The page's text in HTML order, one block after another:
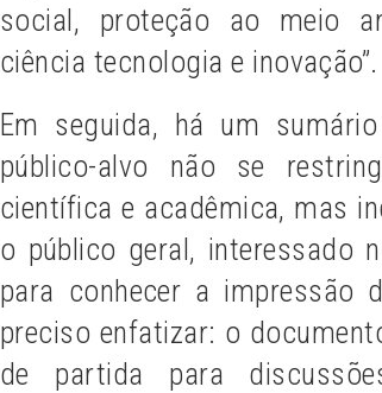
social, proteção ao meio
ciência tecnologia e inovação”.
Em seguida, há um
público-alvo não se
científica e acadêmica, mas
o público geral, interessado
para conhecer a impressão
preciso enfatizar: o
de partida para